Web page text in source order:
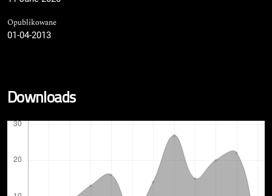
Opublikowane
01-04-2013
Downloads